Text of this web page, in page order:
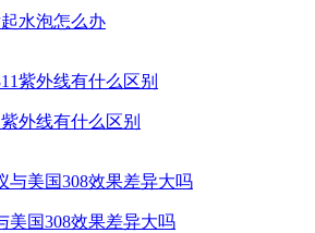
水泡怎么办
外线有什么区别
美国308效果差异大吗